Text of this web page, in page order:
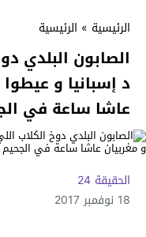
الرئيسية » الرئيسية
الصابون البلدي
د إسبانيا و
عاشا ساعة في
الحقيقة 24
18 نوفمبر 2017